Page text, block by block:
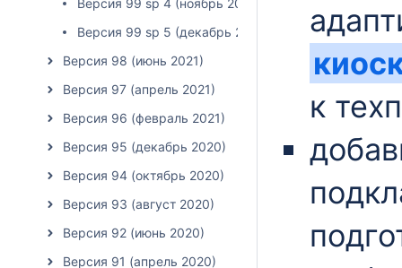
Версия 99 sp 4 (ноябрь 2021)
Версия 99 sp 5 (декабрь 2021)
Версия 98 (июнь 2021)
Версия 97 (апрель 2021)
Версия 96 (февраль 2021)
Версия 95 (декабрь 2020)
Версия 94 (октябрь 2020)
Версия 93 (август 2020)
Версия 92 (июнь 2020)
Версия 91 (апрель 2020)
к